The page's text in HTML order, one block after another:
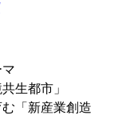
生都市」
「新産業創造